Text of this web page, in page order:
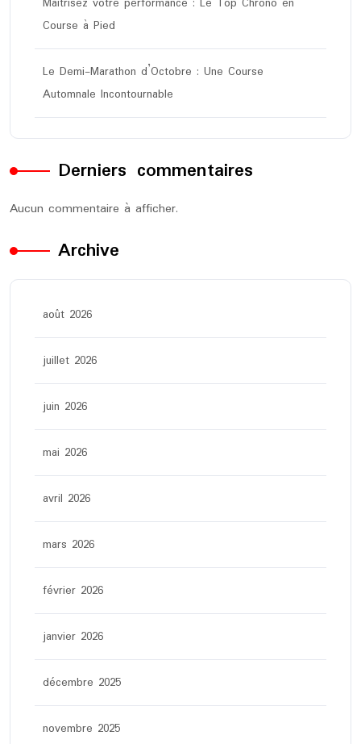
Course à Pied
Le Demi-Marathon d’Octobre : Une Course
Automnale Incontournable
Derniers commentaires
Aucun commentaire à afficher.
Archive
août 2026
juillet 2026
juin 2026
mai 2026
avril 2026
mars 2026
février 2026
janvier 2026
décembre 2025
novembre 2025